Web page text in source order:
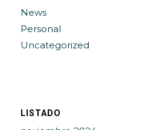
News
Personal
Uncategorized
LISTADO